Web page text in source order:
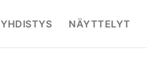
YHDISTYS NÄYTTELYT